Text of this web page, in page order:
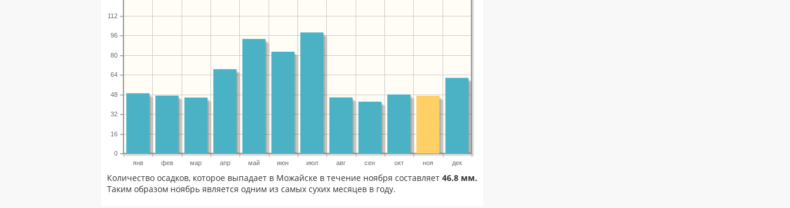
янв фев мар апр май июн июл авг сен окт ноя дек
0
16
32
48
64
80
96
112
Количество осадков, которое выпадает в Можайске в течение ноября составляет 46.8 мм.
Таким образом ноябрь является одним из самых сухих месяцев в году.